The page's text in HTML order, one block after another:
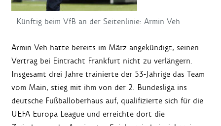
Künftig beim VfB an der Seitenlinie: Armin Veh
Armin Veh hatte bereits im März angekündigt, seinen
Vertrag bei Eintracht Frankfurt nicht zu verlängern.
Insgesamt drei Jahre trainierte der 53-Jährige das Team
vom Main, stieg mit ihm von der 2. Bundesliga ins
deutsche Fußballoberhaus auf, qualifizierte sich für die
UEFA Europa League und erreichte dort die